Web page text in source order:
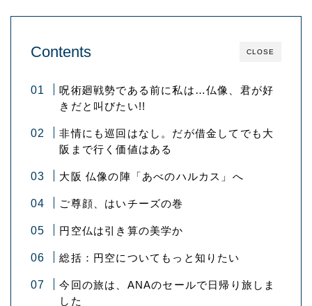
CLOSE
Contents
呪術廻戦勢である前に私は…仏像、君が好
きだと叫びたい!!
非情にも巡回はなし。だが借金してでも大
阪まで行く価値はある
大阪 仏像の陣「あべのハルカス」へ
ご尊顔、はいチーズの巻
円空仏は引き算の美学か
総括：円空についてもっと知りたい
今回の旅は、ANAのセールで日帰り旅しま
した